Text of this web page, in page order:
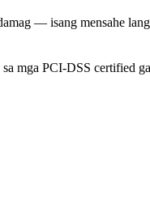
— isang mensahe
mga PCI-DSS certified